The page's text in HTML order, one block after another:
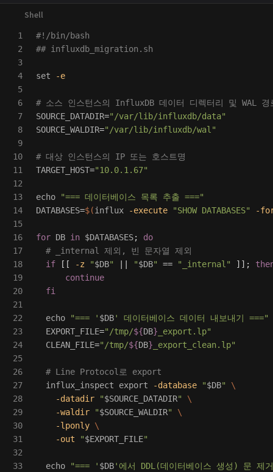
1
2
3
4
5
6
7
8
9
10
11
12
13
14
15
16
17
18
19
20
21
22
23
24
25
26
27
28
29
30
31
32
33
#!/bin/bash
## influxdb_migration.sh
set -e
# 소스 인스턴스의 InfluxDB 데이터 디렉터리 및 WAL
SOURCE_DATADIR="/var/lib/influxdb/data"
SOURCE_WALDIR="/var/lib/influxdb/wal"
# 대상 인스턴스의 IP 또는 호스트명
TARGET_HOST="10.0.1.67"
echo
"=== 데이터베이스 목록 추출 ==="
DATABASES=$(influx -execute "SHOW DATABASES" -
for DB in $DATABASES;
do
# _internal 제외, 빈 문자열 제외
if
[[ -z "$DB" "$DB" == "_internal" ]] ;
      continue
  fi
echo "=== ' $DB' 데이터베이스 데이터 내보내기 ==="
EXPORT_FILE="/tmp/${DB} _export.lp"
CLEAN_FILE="/tmp/${DB} _export_clean.lp"
# Line Protocol로 export
  influx_inspect
export -database "$DB"
\
-datadir
"$SOURCE_DATADIR"
\
-waldir
"$SOURCE_WALDIR"
\
-lponly \
-out
"$EXPORT_FILE"
echo "=== ' $DB'에서 DDL(데이터베이스 생성) 문 제